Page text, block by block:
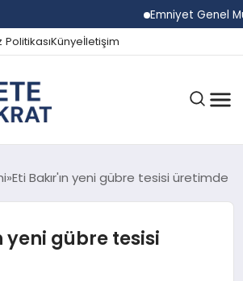
Emniyet Genel
PolitikasıKünyeİletişim
Eti Bakır'ın yeni gübre tesisi üretimde
yeni gübre tesisi